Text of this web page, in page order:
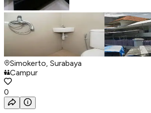
Simokerto, Surabaya
Campur
0